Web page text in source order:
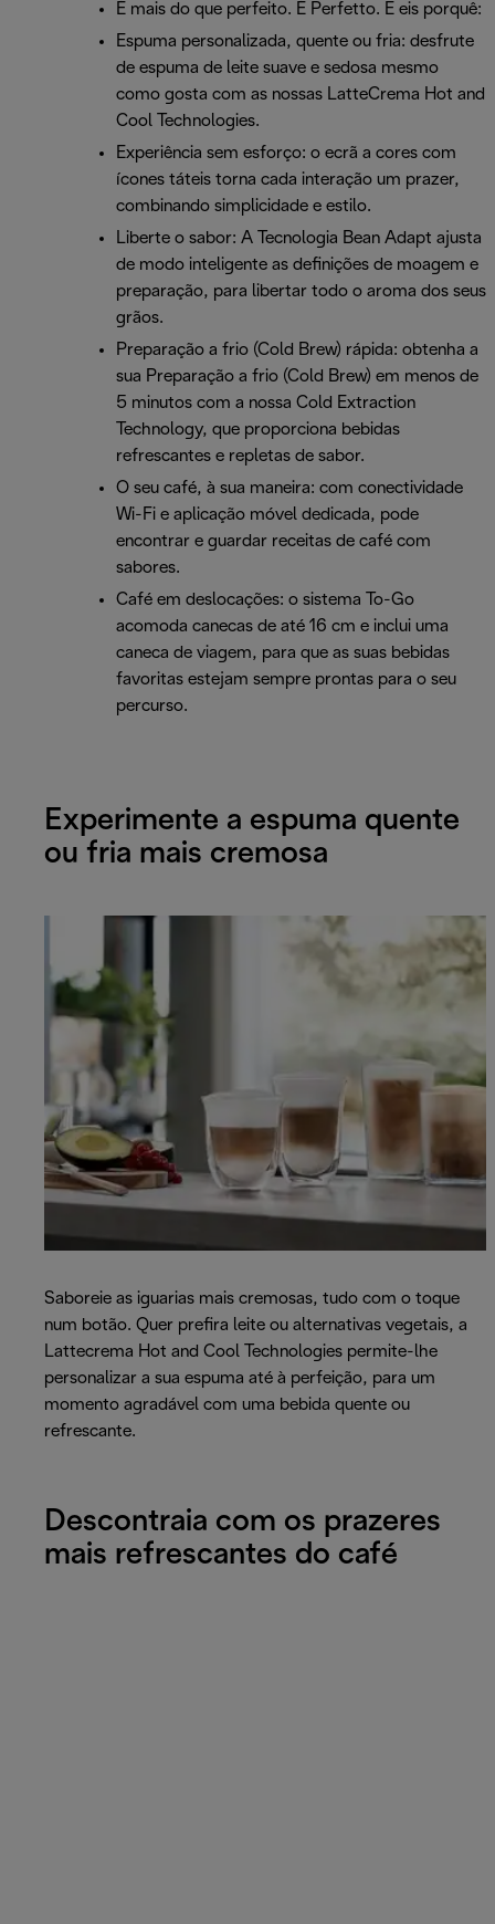
É mais do que perfeito. É Perfetto. E eis porquê:
Espuma personalizada, quente ou fria: desfrute
de espuma de leite suave e sedosa mesmo
como gosta com as nossas LatteCrema Hot and
Cool Technologies.
Experiência sem esforço: o ecrã a cores com
ícones táteis torna cada interação um prazer,
combinando simplicidade e estilo.
Liberte o sabor: A Tecnologia Bean Adapt ajusta
de modo inteligente as definições de moagem e
preparação, para libertar todo o aroma dos seus
grãos.
Preparação a frio (Cold Brew) rápida: obtenha a
sua Preparação a frio (Cold Brew) em menos de
5 minutos com a nossa Cold Extraction
Technology, que proporciona bebidas
refrescantes e repletas de sabor.
O seu café, à sua maneira: com conectividade
Wi-Fi e aplicação móvel dedicada, pode
encontrar e guardar receitas de café com
sabores.
Café em deslocações: o sistema To-Go
acomoda canecas de até 16 cm e inclui uma
caneca de viagem, para que as suas bebidas
favoritas estejam sempre prontas para o seu
percurso.
Experimente a espuma quente
ou fria mais cremosa
Saboreie as iguarias mais cremosas, tudo com o toque
num botão. Quer prefira leite ou alternativas vegetais, a
Lattecrema Hot and Cool Technologies permite-lhe
personalizar a sua espuma até à perfeição, para um
momento agradável com uma bebida quente ou
refrescante.
Descontraia com os prazeres
mais refrescantes do café